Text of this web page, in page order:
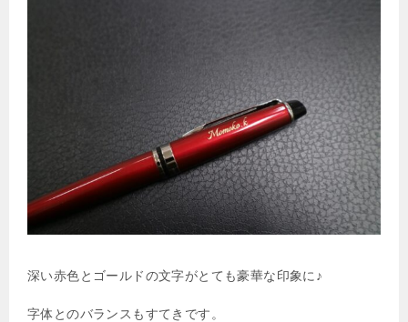
深い赤色とゴールドの文字がとても豪華な印象に♪
字体とのバランスもすてきです。